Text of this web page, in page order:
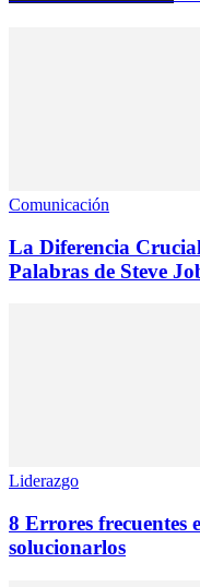
Comunicación
La Diferencia
Palabras de Steve
Liderazgo
8 Errores frecuentes
solucionarlos